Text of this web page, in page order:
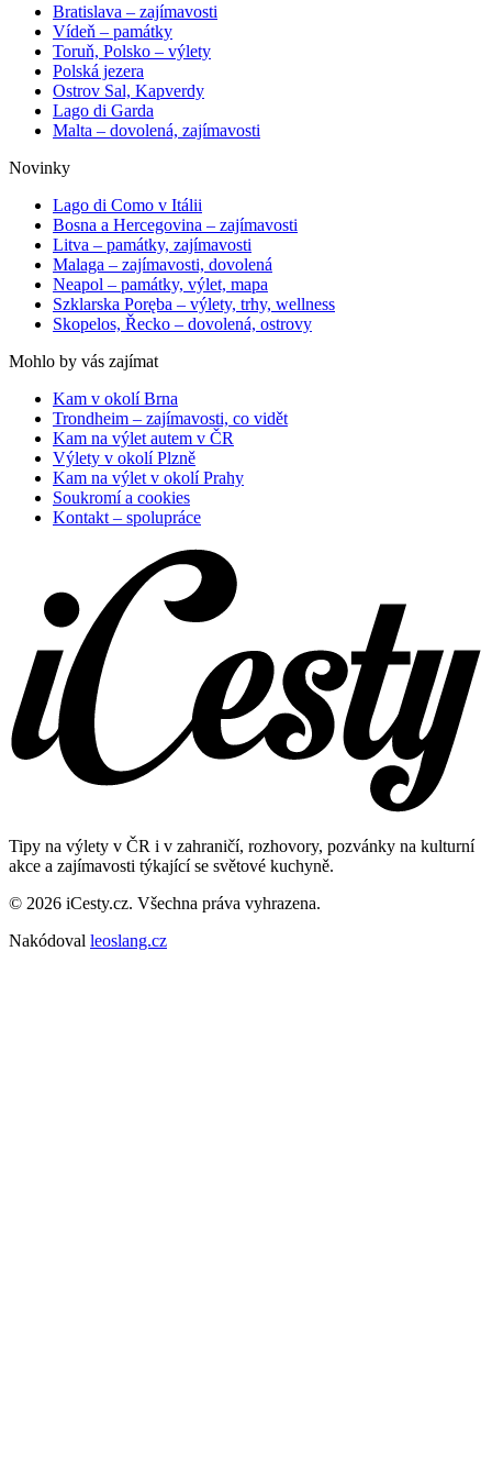
Bratislava – zajímavosti
Vídeň – památky
Toruň, Polsko – výlety
Polská jezera
Ostrov Sal, Kapverdy
Lago di Garda
Malta – dovolená, zajímavosti
Novinky
Lago di Como v Itálii
Bosna a Hercegovina – zajímavosti
Litva – památky, zajímavosti
Malaga – zajímavosti, dovolená
Neapol – památky, výlet, mapa
Szklarska Poręba – výlety, trhy, wellness
Skopelos, Řecko – dovolená, ostrovy
Mohlo by vás zajímat
Kam v okolí Brna
Trondheim – zajímavosti, co vidět
Kam na výlet autem v ČR
Výlety v okolí Plzně
Kam na výlet v okolí Prahy
Soukromí a cookies
Kontakt – spolupráce
Tipy na výlety v ČR i v zahraničí, rozhovory, pozvánky na kulturní
akce a zajímavosti týkající se světové kuchyně.
© 2026 iCesty.cz. Všechna práva vyhrazena.
Nakódoval leoslang.cz